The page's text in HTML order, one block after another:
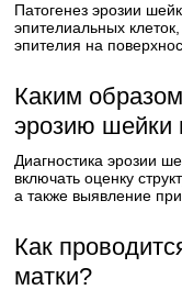
Патогенез эрозии
эпителиальных
эпителия на
Каким
эрозию
Диагностика эрозии
включать оценку
а также выявление
Как
матки?